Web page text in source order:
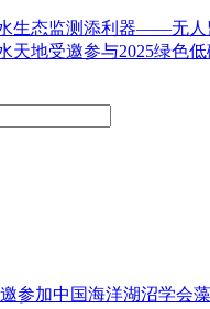
生态监测添利器——无人
天地受邀参与2025绿色
参加中国海洋湖沼学会